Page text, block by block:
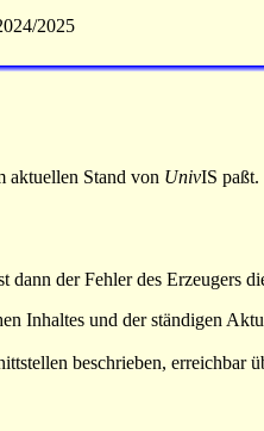
2025
aktuellen Stand von UnivIS paßt.
der Fehler des Erzeugers
Inhaltes und der ständigen
beschrieben, erreichbar